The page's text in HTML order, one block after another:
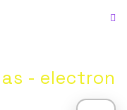
- electron